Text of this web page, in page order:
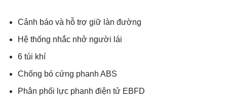
Cảnh báo và hỗ trợ giữ làn đường
Hệ thống nhắc nhở người lái
6 túi khí
Chống bó cứng phanh ABS
Phân phối lực phanh điện tử EBFD